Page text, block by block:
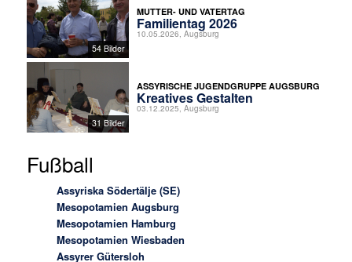
54 Bilder
MUTTER- UND VATERTAG
Familientag 2026
10.05.2026, Augsburg
31 Bilder
ASSYRISCHE JUGENDGRUPPE AUGSBURG
Kreatives Gestalten
03.12.2025, Augsburg
Fußball
Assyriska Södertälje (SE)
Mesopotamien Augsburg
Mesopotamien Hamburg
Mesopotamien Wiesbaden
Assyrer Gütersloh